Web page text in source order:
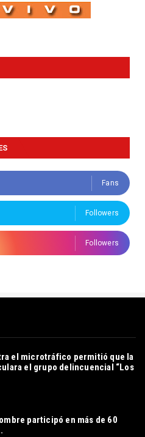
Fans
Followers
Followers
el microtráfico permitió que la
el grupo delincuencial “Los
participó en más de 60